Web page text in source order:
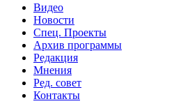
Видео
Новости
Спец. Проекты
Архив программы
Редакция
Мнения
Ред. совет
Контакты